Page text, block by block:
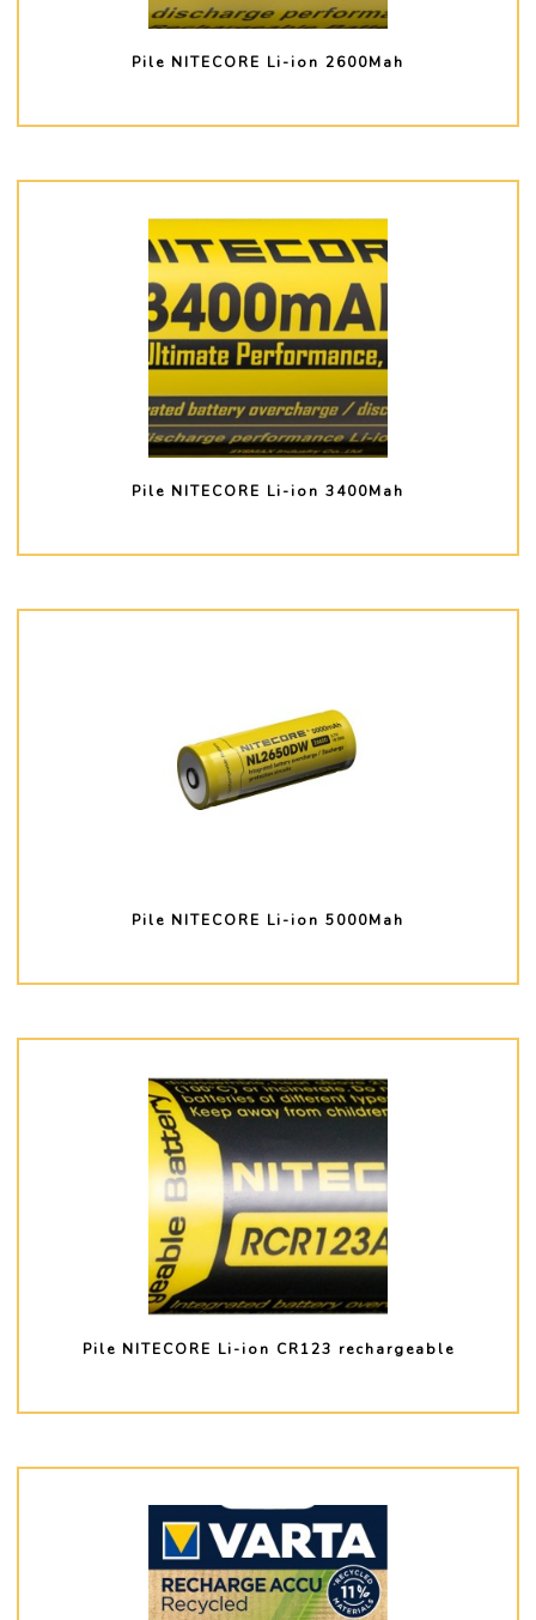
Pile NITECORE Li-ion 2600Mah
Pile NITECORE Li-ion 3400Mah
Pile NITECORE Li-ion 5000Mah
Pile NITECORE Li-ion CR123 rechargeable